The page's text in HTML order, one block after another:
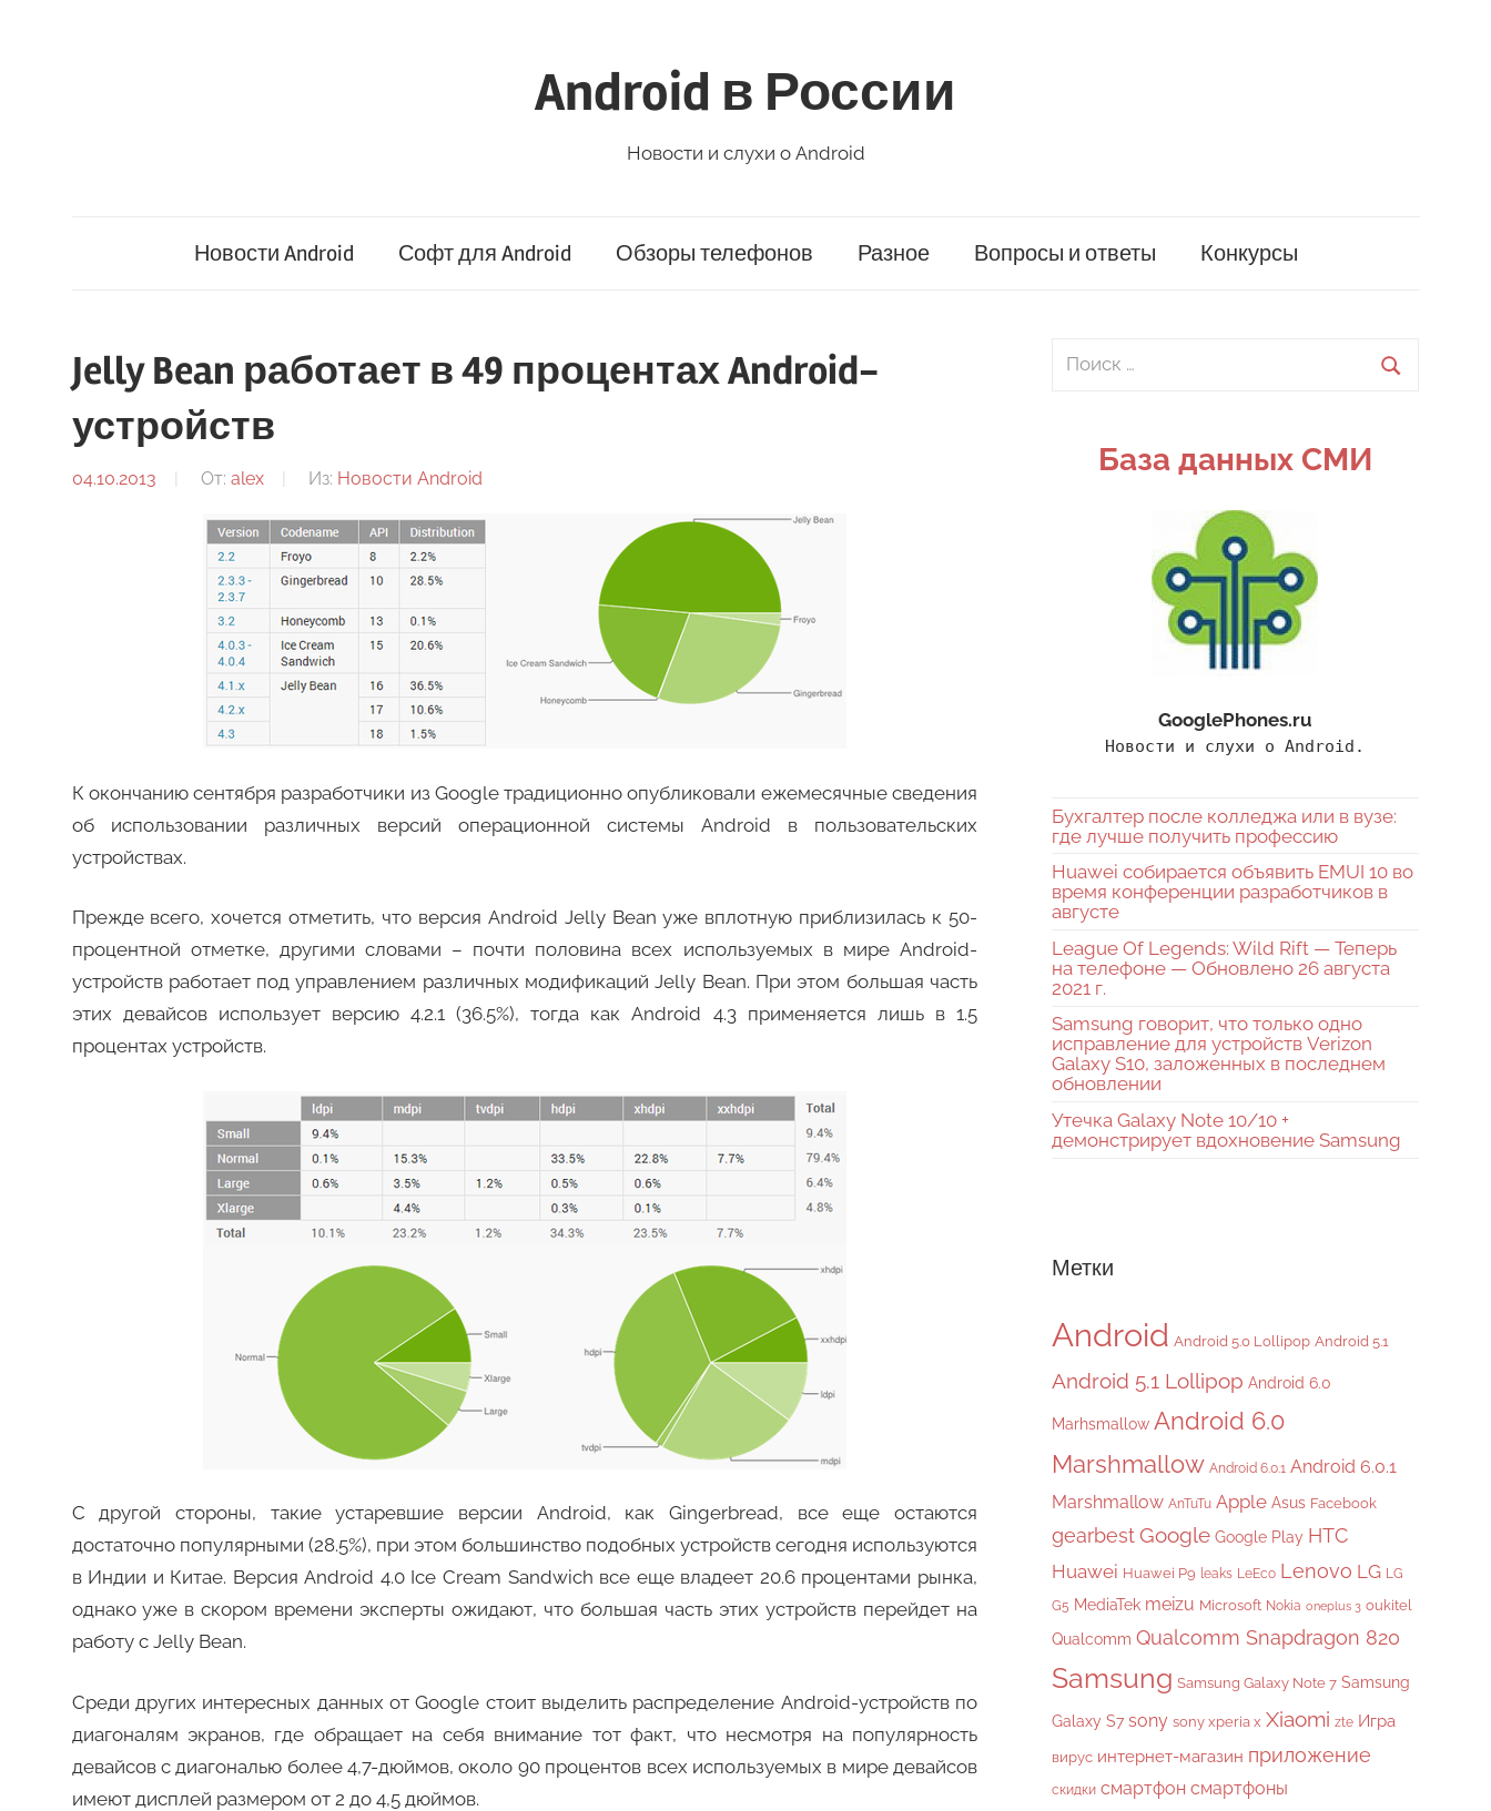
Android в России
Новости и слухи о Android
Новости Android Софт для Android Обзоры телефонов Разное Вопросы и ответы Конкурсы
Jelly Bean работает в 49 процентах Android-
устройств
04.10.2013 От: alex Из: Новости Android
К окончанию сентября разработчики из Google традиционно опубликовали ежемесячные сведения
об использовании различных версий операционной системы Android в пользовательских
устройствах.
Прежде всего, хочется отметить, что версия Android Jelly Bean уже вплотную приблизилась к 50-
процентной отметке, другими словами – почти половина всех используемых в мире Android-
устройств работает под управлением различных модификаций Jelly Bean. При этом большая часть
этих девайсов использует версию 4.2.1 (36.5%), тогда как Android 4.3 применяется лишь в 1.5
процентах устройств.
С другой стороны, такие устаревшие версии Android, как Gingerbread, все еще остаются
достаточно популярными (28.5%), при этом большинство подобных устройств сегодня используются
в Индии и Китае. Версия Android 4.0 Ice Cream Sandwich все еще владеет 20.6 процентами рынка,
однако уже в скором времени эксперты ожидают, что большая часть этих устройств перейдет на
работу с Jelly Bean.
Среди других интересных данных от Google стоит выделить распределение Android-устройств по
диагоналям экранов, где обращает на себя внимание тот факт, что несмотря на популярность
девайсов с диагональю более 4,7-дюймов, около 90 процентов всех используемых в мире девайсов
имеют дисплей размером от 2 до 4,5 дюймов.
Поиск
База данных СМИ
GooglePhones.ru
Новости и слухи о Android.
Бухгалтер после колледжа или в вузе:
где лучше получить профессию
Huawei собирается объявить EMUI 10 во
время конференции разработчиков в
августе
League Of Legends: Wild Rift — Теперь
на телефоне — Обновлено 26 августа
2021 г.
Samsung говорит, что только одно
исправление для устройств Verizon
Galaxy S10, заложенных в последнем
обновлении
Утечка Galaxy Note 10/10 +
демонстрирует вдохновение Samsung
Метки
Android Android 5.0 Lollipop Android 5.1
Android 5.1 Lollipop Android 6.0
Marhsmallow Android 6.0
Marshmallow Android 6.0.1 Android 6.0.1
Marshmallow AnTuTu Apple Asus Facebook
gearbestGoogle Google Play HTC
Huawei Huawei P9 leaks LeEco Lenovo LG LG
G5 MediaTek meizu Microsoft Nokia oneplus 3 oukitel
Qualcomm Qualcomm Snapdragon 820
Samsung Samsung Galaxy Note 7 Samsung
Galaxy S7 sony sony xperia x Xiaomi zte Игра
вирус интернет-магазин приложение
скидки смартфон смартфоны